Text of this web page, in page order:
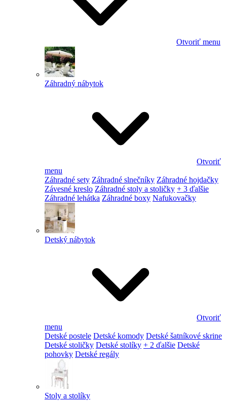
Otvoriť menu
Záhradný nábytok
Otvoriť
menu
Záhradné sety Záhradné slnečníky Záhradné hojdačky
Závesné kreslo Záhradné stoly a stoličky + 3 ďalšie
Záhradné lehátka Záhradné boxy Nafukovačky
Detský nábytok
Otvoriť
menu
Detské postele Detské komody Detské šatníkové skrine
Detské stoličky Detské stolíky + 2 ďalšie Detské
pohovky Detské regály
Stoly a stolíky